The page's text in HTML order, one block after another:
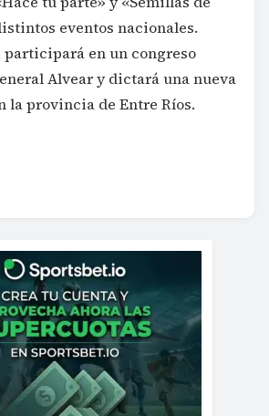
eventos nacionales.
en un congreso
Alvear y dictará una nueva
la provincia de Entre Ríos.